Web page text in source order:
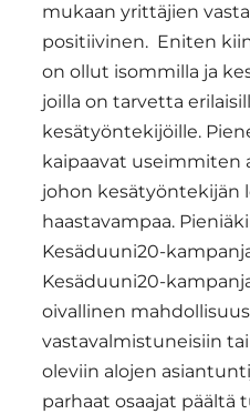
mukaan yrittäjien
positiivinen. Eniten
on ollut isommilla ja
joilla on tarvetta
kesätyöntekijöille.
kaipaavat useimmiten
johon kesätyöntekijän
haastavampaa.
Kesäduuni20-
Kesäduuni20-
oivallinen
vastavalmistuneisiin
oleviin alojen
parhaat osaajat päältä